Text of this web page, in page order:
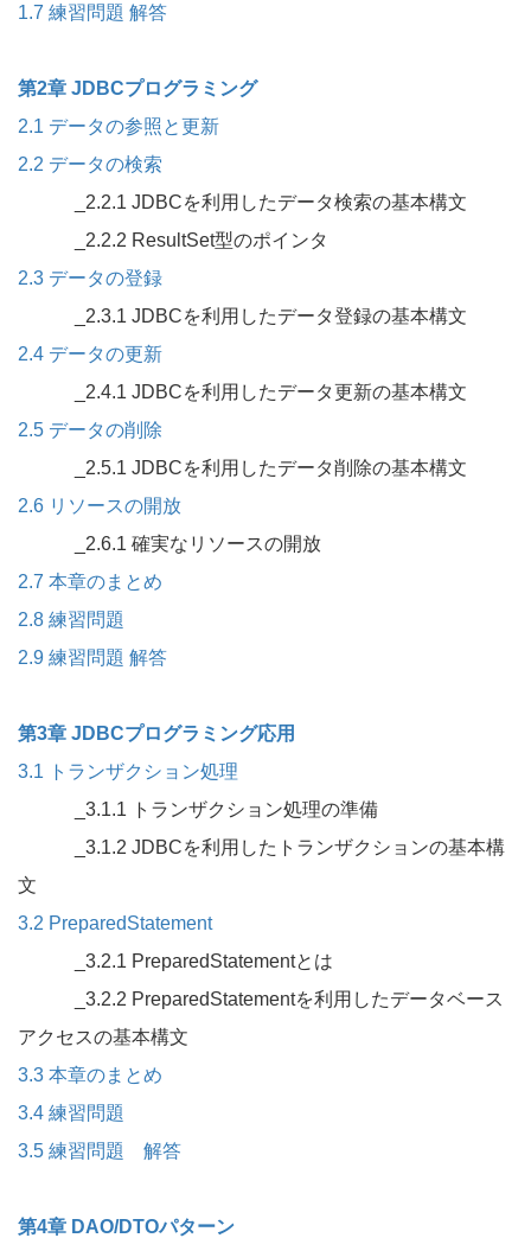
1.7 練習問題 解答
第2章 JDBCプログラミング
2.1 データの参照と更新
2.2 データの検索
_2.2.1 JDBCを利用したデータ検索の基本構文
_2.2.2 ResultSet型のポインタ
2.3 データの登録
_2.3.1 JDBCを利用したデータ登録の基本構文
2.4 データの更新
_2.4.1 JDBCを利用したデータ更新の基本構文
2.5 データの削除
_2.5.1 JDBCを利用したデータ削除の基本構文
2.6 リソースの開放
_2.6.1 確実なリソースの開放
2.7 本章のまとめ
2.8 練習問題
2.9 練習問題 解答
第3章 JDBCプログラミング応用
3.1 トランザクション処理
_3.1.1 トランザクション処理の準備
_3.1.2 JDBCを利用したトランザクションの基本構
文
3.2 PreparedStatement
_3.2.1 PreparedStatementとは
_3.2.2 PreparedStatementを利用したデータベース
アクセスの基本構文
3.3 本章のまとめ
3.4 練習問題
3.5 練習問題 解答
第4章 DAO/DTOパターン